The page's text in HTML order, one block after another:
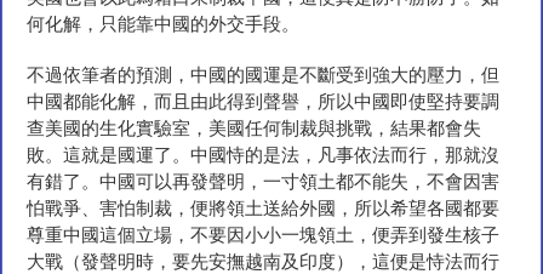
何化解，只能靠中國的外交手段。
不過依筆者的預測，中國的國運是不斷受到強大的壓力，但
中國都能化解，而且由此得到聲譽，所以中國即使堅持要調
查美國的生化實驗室，美國任何制裁與挑戰，結果都會失
敗。這就是國運了。中國恃的是法，凡事依法而行，那就沒
有錯了。中國可以再發聲明，一寸領土都不能失，不會因害
怕戰爭、害怕制裁，便將領土送給外國，所以希望各國都要
尊重中國這個立場，不要因小小一塊領土，便弄到發生核子
大戰（發聲明時，要先安撫越南及印度），這便是恃法而行